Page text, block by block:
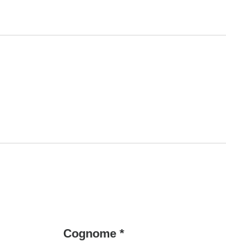
Cognome *